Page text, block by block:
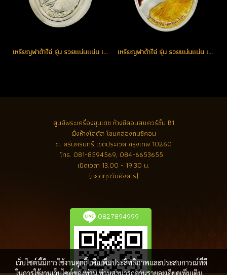
เหรียญฟาต้าไฉ่ รุ่น รวยแน่นแน่น เนื้อเงินไม่ตัดปีก จารมือหลวงพ่อ หมายเลข 90 (โทรถาม) เหรียญฟาต้าไฉ่ รุ่น รวยแน่นแน่น เนื้อเงินลงยาสีแดง หมายเลข 413 (โทรถาม)
ศูนย์พระเครื่องขุนเดช ห้างซีคอนสแควร์ชั้น B1
ฝั่งห้างโลตัส โซนคลองถมซีคอน
ถ. ศรีนครินทร์ เขตประเวศ กรุงเทพ 10260
โทร. 081-8594569, 084-6653655
เปิดเวลา 13.00 - 19.30 น.
(หยุดทุกวันอังคาร)
0827894999
เว็บไซต์นี้มีการใช้งานคุกกี้ เพื่อเพิ่มประสิทธิภาพและประสบการณ์ที่ดี
ในการใช้งานเว็บไซต์ของท่าน ท่านสามารถอ่านรายละเอียดเพิ่มเติม